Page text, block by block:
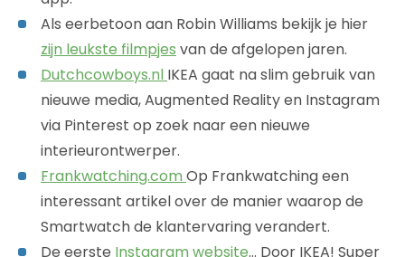
Als eerbetoon aan Robin Williams bekijk je hier
zijn leukste filmpjes van de afgelopen jaren.
Dutchcowboys.nl IKEA gaat na slim gebruik van
nieuwe media, Augmented Reality en Instagram
via Pinterest op zoek naar een nieuwe
interieurontwerper.
Frankwatching.com Op Frankwatching een
interessant artikel over de manier waarop de
Smartwatch de klantervaring verandert.
De eerste Instagram website… Door IKEA! Super